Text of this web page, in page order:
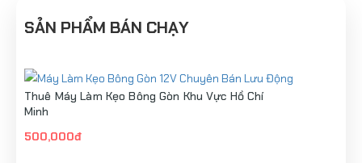
SẢN PHẨM BÁN CHẠY
Thuê Máy Làm Kẹo Bông Gòn Khu Vực Hồ Chí
Minh
500,000đ